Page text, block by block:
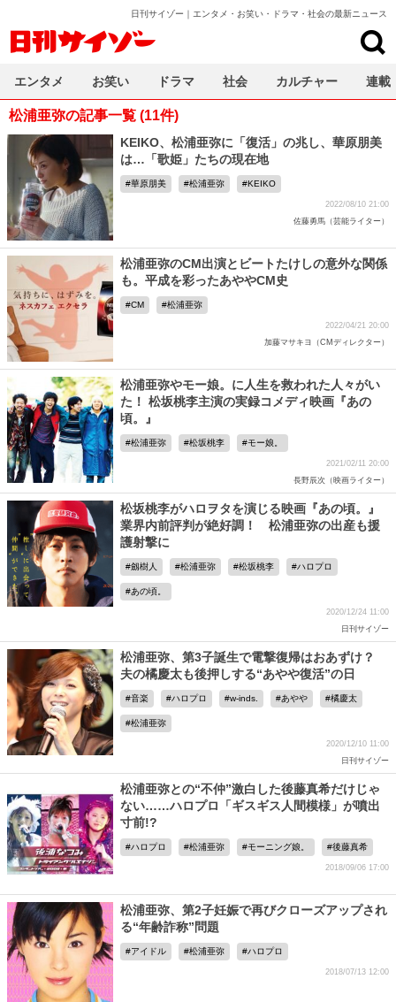
日刊サイゾー｜エンタメ・お笑い・ドラマ・社会の最新ニュース
松浦亜弥の記事一覧 (11件)
KEIKO、松浦亜弥に「復活」の兆し、華原朋美
は…「歌姫」たちの現在地
華原朋美 松浦亜弥 KEIKO
2022/08/10 21:00
佐藤勇馬（芸能ライター）
松浦亜弥のCM出演とビートたけしの意外な関係
も。平成を彩ったあややCM史
CM 松浦亜弥
2022/04/21 20:00
加藤マサキヨ（CMディレクター）
松浦亜弥やモー娘。に人生を救われた人々がい
た！ 松坂桃李主演の実録コメディ映画『あの
頃。』
松浦亜弥 松坂桃李 モー娘。
2021/02/11 20:00
長野辰次（映画ライター）
松坂桃李がハロヲタを演じる映画『あの頃。』
業界内前評判が絶好調！ 松浦亜弥の出産も援
護射撃に
劔樹人 松浦亜弥 松坂桃李 ハロプロ
あの頃。
2020/12/24 11:00
日刊サイゾー
松浦亜弥、第3子誕生で電撃復帰はおあずけ？
夫の橘慶太も後押しする“あやや復活”の日
音楽 ハロプロ w-inds. あやや 橘慶太
松浦亜弥
2020/12/10 11:00
日刊サイゾー
松浦亜弥との“不仲”激白した後藤真希だけじゃ
ない……ハロプロ「ギスギス人間模様」が噴出
寸前!?
ハロプロ 松浦亜弥 モーニング娘。 後藤真希
2018/09/06 17:00
松浦亜弥、第2子妊娠で再びクローズアップされ
る“年齢詐称”問題
アイドル 松浦亜弥 ハロプロ
2018/07/13 12:00
エンタメ お笑い ドラマ 社会 カルチャー 連載